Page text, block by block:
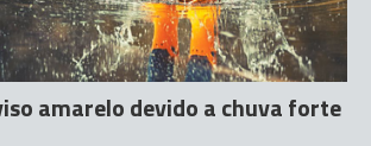
amarelo devido a chuva forte